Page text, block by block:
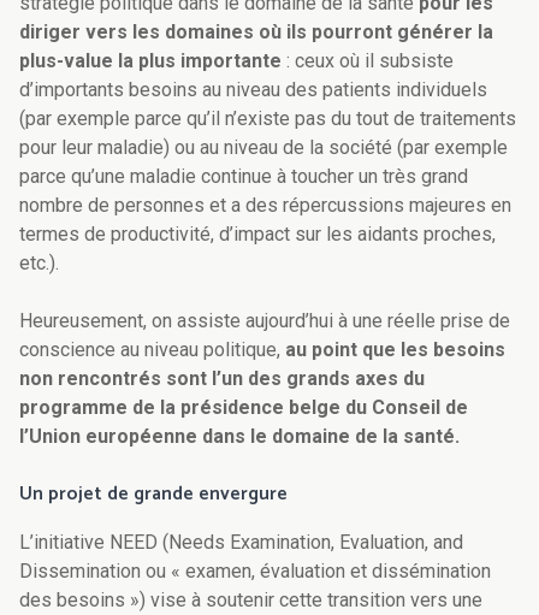
diriger vers les domaines où ils pourront générer la
plus-value la plus importante : ceux où il subsiste
d’importants besoins au niveau des patients individuels
(par exemple parce qu’il n’existe pas du tout de traitements
pour leur maladie) ou au niveau de la société (par exemple
parce qu’une maladie continue à toucher un très grand
nombre de personnes et a des répercussions majeures en
termes de productivité, d’impact sur les aidants proches,
etc.).
Heureusement, on assiste aujourd’hui à une réelle prise de
conscience au niveau politique, au point que les besoins
non rencontrés sont l’un des grands axes du
programme de la présidence belge du Conseil de
l’Union européenne dans le domaine de la santé.
Un projet de grande envergure
L’initiative NEED (Needs Examination, Evaluation, and
Dissemination ou « examen, évaluation et dissémination
des besoins ») vise à soutenir cette transition vers une